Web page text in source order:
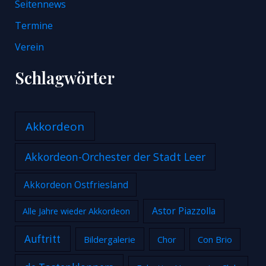
Seitennews
Termine
Verein
Schlagwörter
Akkordeon
Akkordeon-Orchester der Stadt Leer
Akkordeon Ostfriesland
Alle Jahre wieder Akkordeon Astor Piazzolla
Auftritt Bildergalerie Chor Con Brio